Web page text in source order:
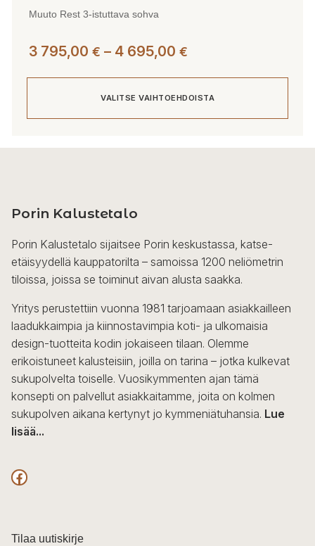
Muuto Rest 3-istuttava sohva
3 795,00 € – 4 695,00 €
-
4
VALITSE VAIHTOEHDOISTA
muunnelma.
tehdä
valinnat
tuotteen
sivulla.
Porin Kalustetalo
Porin Kalustetalo sijaitsee Porin keskustassa, katse-
etäisyydellä kauppatorilta – samoissa 1200 neliömetrin
tiloissa, joissa se toiminut aivan alusta saakka.
Yritys perustettiin vuonna 1981 tarjoamaan asiakkailleen
laadukkaimpia ja kiinnostavimpia koti- ja ulkomaisia
design-tuotteita kodin jokaiseen tilaan. Olemme
erikoistuneet kalusteisiin, joilla on tarina – jotka kulkevat
sukupolvelta toiselle. Vuosikymmenten ajan tämä
konsepti on palvellut asiakkaitamme, joita on kolmen
sukupolven aikana kertynyt jo kymmeniätuhansia. Lue
lisää...
F
c
Tilaa uutiskirje